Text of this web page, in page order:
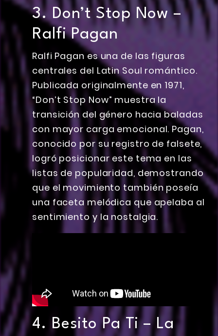
3. Don’t Stop Now –
Ralfi Pagan
Ralfi Pagan es una de las figuras
centrales del Latin Soul romántico.
Publicada originalmente en 1971,
“Don’t Stop Now” muestra la
transición del género hacia baladas
con mayor carga emocional. Pagan,
conocido por su registro de falsete,
logró posicionar este tema en las
listas de popularidad, demostrando
que el movimiento también poseía
una faceta melódica que apelaba al
sentimiento y la nostalgia.
4. Besito Pa Ti – La